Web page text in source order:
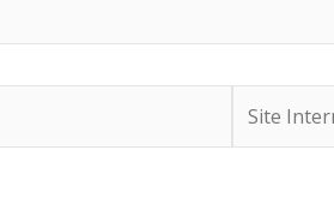
Internet